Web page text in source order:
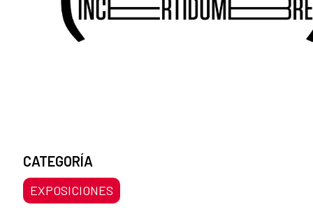
CATEGORÍA
EXPOSICIONES